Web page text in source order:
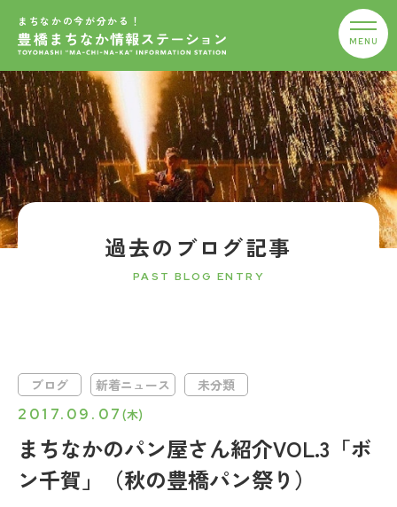
まちなかの今が分かる！
過去のブログ記事
PAST BLOG ENTRY
まちなかのパン屋さん紹介VOL.3「ボ
ン千賀」（秋の豊橋パン祭り）
2017.09.07 (木)
ブログ 新着ニュース 未分類